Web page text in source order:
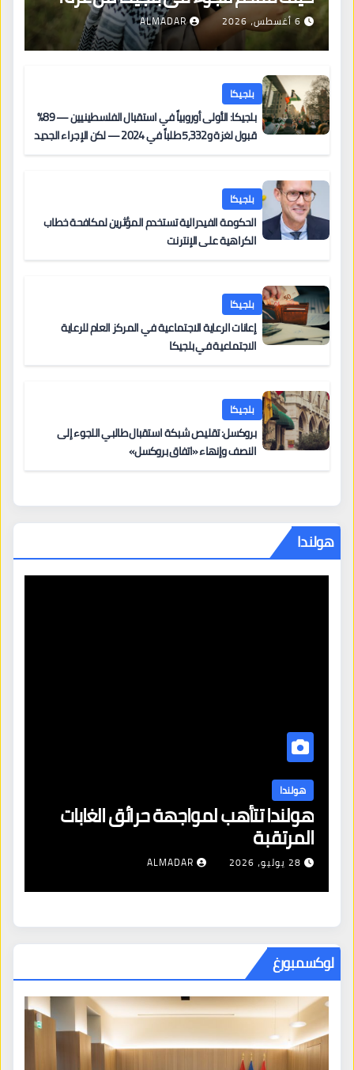
6 أغسطس، 2026 ALMADAR
بلجيكا
بلجيكا: الأولى أوروبياً في استقبال الفلسطينيين — 89%
قبول لغزة و5,332 طلباً في 2024 — لكن الإجراء الجديد
بلجيكا
الحكومة الفيدرالية تستخدم المؤثرين لمكافحة خطاب
الكراهية على الإنترنت
بلجيكا
إعانات الرعاية الاجتماعية في المركز العام للرعاية
الاجتماعية في بلجيكا
بلجيكا
بروكسل: تقليص شبكة استقبال طالبي اللجوء إلى
النصف وإنهاء «اتفاق بروكسل»
هولندا
هولندا
هولندا تتأهب لمواجهة حرائق الغابات
المرتقبة
28 يوليو، 2026 ALMADAR
لوكسمبورغ